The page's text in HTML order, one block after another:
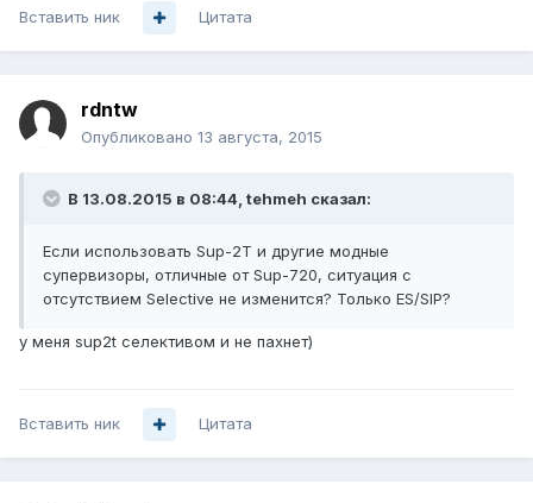
Вставить ник Цитата
rdntw
Опубликовано 13 августа, 2015
В 13.08.2015 в 08:44, tehmeh сказал:
Если использовать Sup-2T и другие модные
супервизоры, отличные от Sup-720, ситуация с
отсутствием Selective не изменится? Только ES/SIP?
у меня sup2t селективом и не пахнет)
Вставить ник Цитата